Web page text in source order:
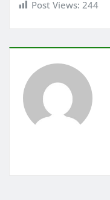
Post Views: 244